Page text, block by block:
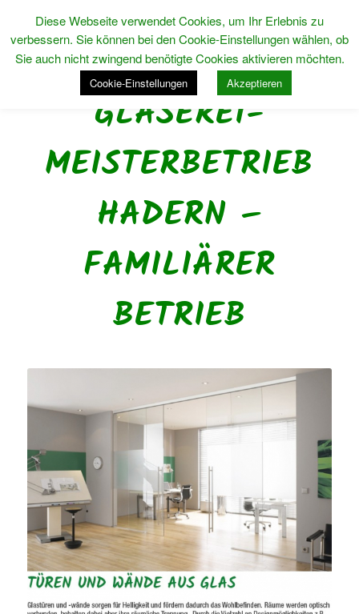
GLASEREI-
MEISTERBETRIEB
HADERN –
FAMILIÄRER
BETRIEB
Diese Webseite verwendet Cookies, um Ihr Erlebnis zu
verbessern. Sie können bei den Cookie-Einstellungen wählen, ob
Sie auch nicht zwingend benötigte Cookies aktivieren möchten.
Cookie-Einstellungen Akzeptieren